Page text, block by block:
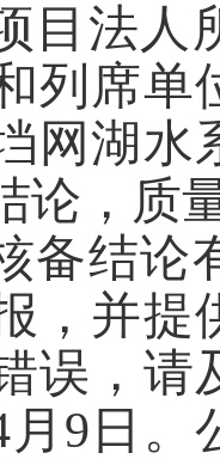
目法人
列席单
网湖水
论，质
备结论
，并提
误，请
月9日